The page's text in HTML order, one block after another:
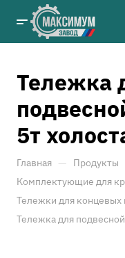
Тележка
5т
Главная — Продукты
Комплектующие для
Тележки для концевых
Тележка для